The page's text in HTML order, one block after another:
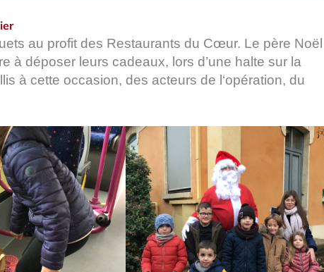
au profit des Restaurants du Cœur. Le père Noël
à déposer leurs cadeaux, lors d’une halte sur la
à cette occasion, des acteurs de l‘opération, du